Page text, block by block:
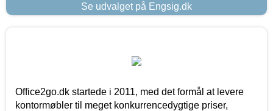
Se udvalget på Engsig.dk
Office2go.dk startede i 2011, med det formål at levere
kontormøbler til meget konkurrencedygtige priser,